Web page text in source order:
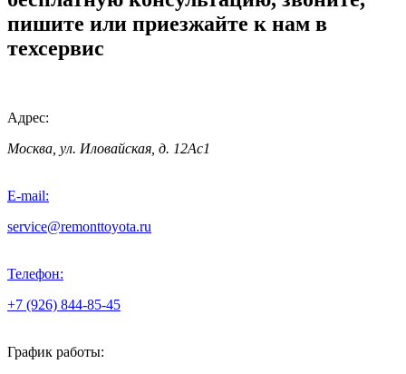
пишите или приезжайте к нам в
техсервис
Адрес:
Москва, ул. Иловайская, д. 12Ас1
E-mail:
service@remonttoyota.ru
Телефон:
+7 (926) 844-85-45
График работы: